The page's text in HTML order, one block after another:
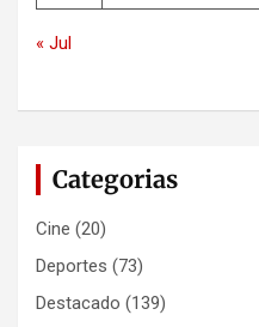
« Jul
Categorias
Cine (20)
Deportes (73)
Destacado (139)